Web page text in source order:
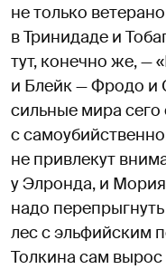
не только
в Тринидаде и
тут, конечно же, —
и Блейк — Фродо и
сильные мира сего
с
не привлекут
у Элронда, и
надо
лес с эльфийским
Толкина сам